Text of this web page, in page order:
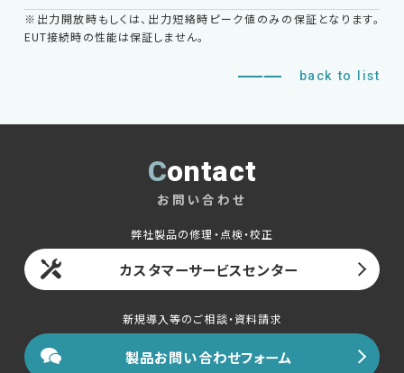
※出力開放時もしくは、出力短絡時ピーク値のみの保証となります。
EUT接続時の性能は保証しません。
back to list
Contact
お問い合わせ
弊社製品の修理・点検・校正
カスタマーサービスセンター
新規導入等のご相談・資料請求
製品お問い合わせフォーム